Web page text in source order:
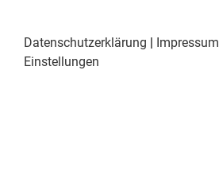
Datenschutzerklärung | Impressum
Einstellungen